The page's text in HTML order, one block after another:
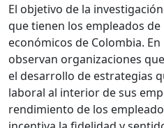
El objetivo de la
que tienen los empleados
económicos de Colombia.
observan organizaciones
el desarrollo de estrategias
laboral al interior de sus
rendimiento de los